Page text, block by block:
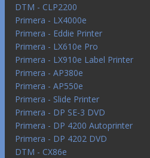
DTM - CLP2200
Primera - LX4000e
Primera - Eddie Printer
Primera - LX610e Pro
Primera - LX910e Label Printer
Primera - AP380e
Primera - AP550e
Primera - Slide Printer
Primera - DP SE-3 DVD
Primera - DP 4200 Autoprinter
Primera - DP 4202 DVD
DTM - CX86e